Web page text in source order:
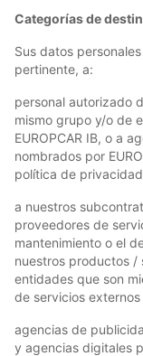
Categorías de
Sus datos
pertinente, a:
personal autorizado
mismo grupo y/o de
EUROPCAR IB, o a
nombrados por
política de
a nuestros
proveedores de
mantenimiento o el
nuestros productos /
entidades que son
de servicios externos
agencias de
y agencias digitales